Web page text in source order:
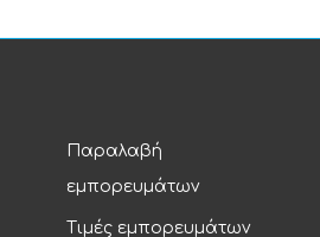
Παραλαβή
εμπορευμάτων
Τιμές εμπορευμάτων